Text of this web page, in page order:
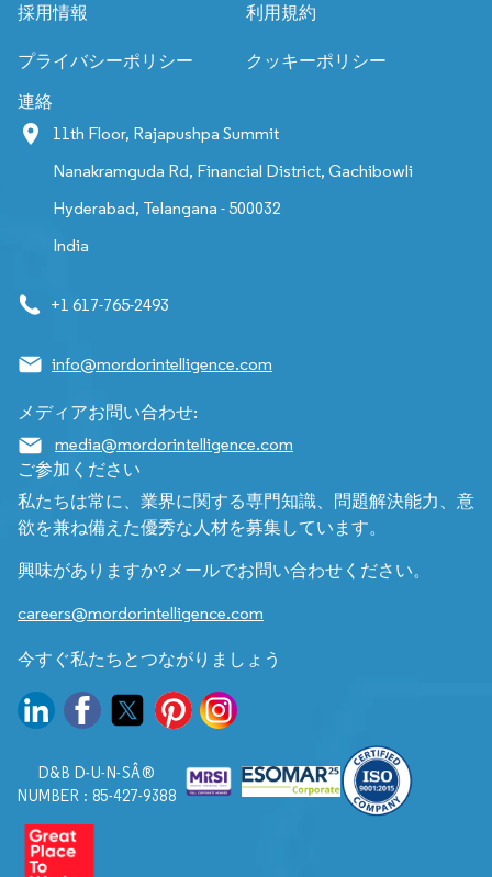
採用情報 利用規約
プライバシーポリシー クッキーポリシー
連絡
11th Floor, Rajapushpa Summit
Nanakramguda Rd, Financial District, Gachibowli
Hyderabad, Telangana - 500032
India
+1 617-765-2493
info@mordorintelligence.com
メディアお問い合わせ:
media@mordorintelligence.com
ご参加ください
私たちは常に、業界に関する専門知識、問題解決能力、意
欲を兼ね備えた優秀な人材を募集しています。
興味がありますか?メールでお問い合わせください。
careers@mordorintelligence.com
今すぐ私たちとつながりましょう
D&B D-U-N-SÂ®
NUMBER : 85-427-9388